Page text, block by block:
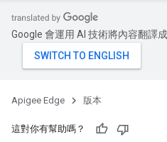
Google 會運用 AI 技術將內容翻譯
Apigee Edge 版本
這對你有幫助嗎？